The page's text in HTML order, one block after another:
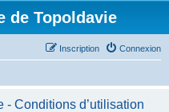
de Topoldavie
Connexion
Inscription
- Conditions d’utilisation